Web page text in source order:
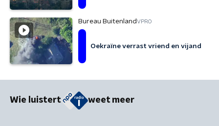
Bureau BuitenlandVPRO
Oekraïne verrast vriend en vijand
Wie luistert weet meer